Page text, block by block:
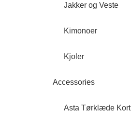
Jakker og Veste
Kimonoer
Kjoler
Accessories
Asta Tørklæde Kort